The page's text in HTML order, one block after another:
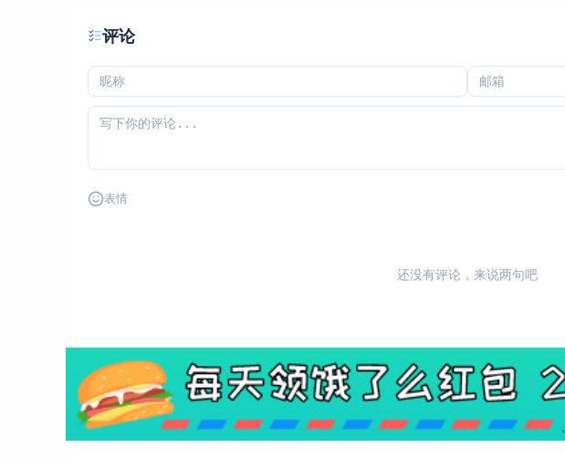
评论
表情
还没有评论，来说两句吧